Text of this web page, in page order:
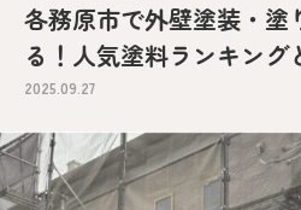
各務原市で外壁塗装・塗
る！人気塗料ランキング
2025.09.27